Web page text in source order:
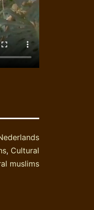
, Cultural
muslims